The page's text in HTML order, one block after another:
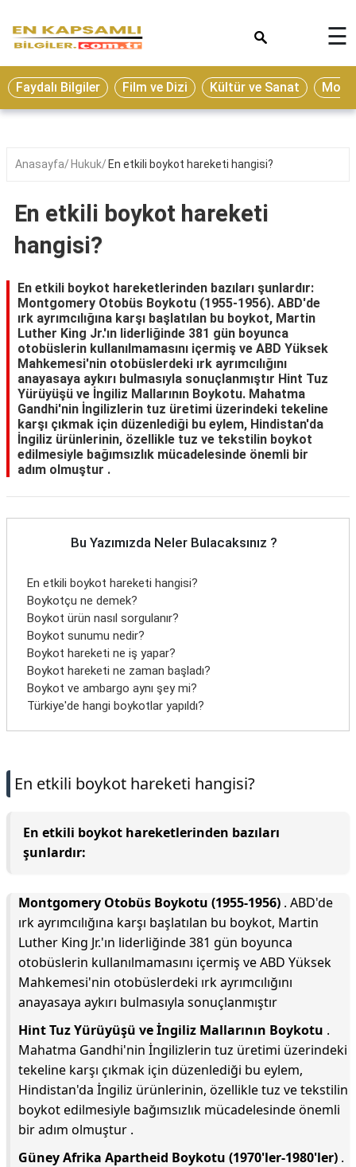
Eğitim
Ekonomi
Seyahat
Oyun
Yaşam
Hukuk
Blog
☰
Faydalı Bilgiler Film ve Dizi Kültür ve Sanat
Anasayfa Hukuk En etkili boykot hareketi hangisi?
En etkili boykot hareketi
hangisi?
En etkili boykot hareketlerinden bazıları şunlardır:
Montgomery Otobüs Boykotu (1955-1956). ABD'de
ırk ayrımcılığına karşı başlatılan bu boykot, Martin
Luther King Jr.'ın liderliğinde 381 gün boyunca
otobüslerin kullanılmamasını içermiş ve ABD Yüksek
Mahkemesi'nin otobüslerdeki ırk ayrımcılığını
anayasaya aykırı bulmasıyla sonuçlanmıştır Hint Tuz
Yürüyüşü ve İngiliz Mallarının Boykotu. Mahatma
Gandhi'nin İngilizlerin tuz üretimi üzerindeki tekeline
karşı çıkmak için düzenlediği bu eylem, Hindistan'da
İngiliz ürünlerinin, özellikle tuz ve tekstilin boykot
edilmesiyle bağımsızlık mücadelesinde önemli bir
adım olmuştur .
Bu Yazımızda Neler Bulacaksınız ?
En etkili boykot hareketi hangisi?
Boykotçu ne demek?
Boykot ürün nasıl sorgulanır?
Boykot sunumu nedir?
Boykot hareketi ne iş yapar?
Boykot hareketi ne zaman başladı?
Boykot ve ambargo aynı şey mi?
Türkiye'de hangi boykotlar yapıldı?
En etkili boykot hareketi hangisi?
En etkili boykot hareketlerinden bazıları
şunlardır:
Montgomery Otobüs Boykotu (1955-1956) . ABD'de
ırk ayrımcılığına karşı başlatılan bu boykot, Martin
Luther King Jr.'ın liderliğinde 381 gün boyunca
otobüslerin kullanılmamasını içermiş ve ABD Yüksek
Mahkemesi'nin otobüslerdeki ırk ayrımcılığını
anayasaya aykırı bulmasıyla sonuçlanmıştır
Hint Tuz Yürüyüşü ve İngiliz Mallarının Boykotu .
Mahatma Gandhi'nin İngilizlerin tuz üretimi üzerindeki
tekeline karşı çıkmak için düzenlediği bu eylem,
Hindistan'da İngiliz ürünlerinin, özellikle tuz ve tekstilin
boykot edilmesiyle bağımsızlık mücadelesinde önemli
bir adım olmuştur .
Güney Afrika Apartheid Boykotu (1970'ler-1980'ler) .